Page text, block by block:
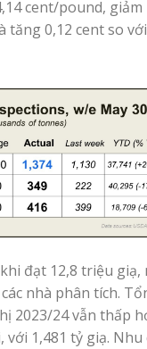
cent/pound, giảm
tăng 0,12 cent so
đạt 12,8 triệu giạ,
nhà phân tích.
2023/24 vẫn thấp
với 1,481 tỷ giạ.